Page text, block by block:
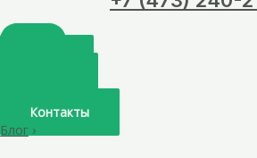
Контакты
Блог ›